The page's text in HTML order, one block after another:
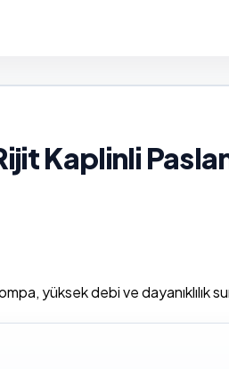
Kaplinli
yüksek debi ve dayanıklılık